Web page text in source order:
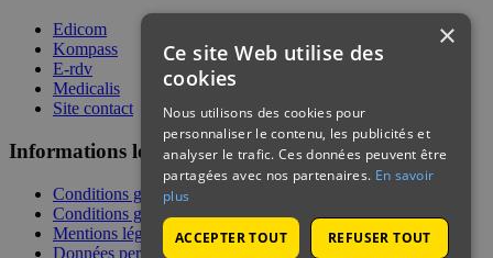
Edicom
Kompass
E-rdv
Medicalis
Site contact
Informations légales
Conditions générales de services
Conditions générales de vente
Mentions légales
Données personnelles
×
Ce site Web utilise des
cookies
Nous utilisons des cookies pour
personnaliser le contenu, les publicités et
analyser le trafic. Ces données peuvent être
partagées avec nos partenaires. En savoir
plus
ACCEPTER TOUT REFUSER TOUT